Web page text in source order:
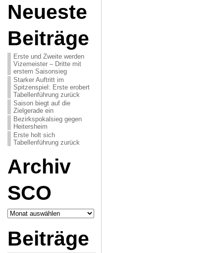
Neueste
Beiträge
Erste und Zweite werden
Vizemeister – Dritte mit
erstem Saisonsieg
Starker Auftritt im
Spitzenspiel: Erste erobert
Tabellenführung zurück
Saison biegt auf die
Zielgerade ein
Bezirkspokalsieg gegen
Heitersheim
Erste holt sich
Tabellenführung zurück
Archiv
SCO
Archiv
SCO
Beiträge